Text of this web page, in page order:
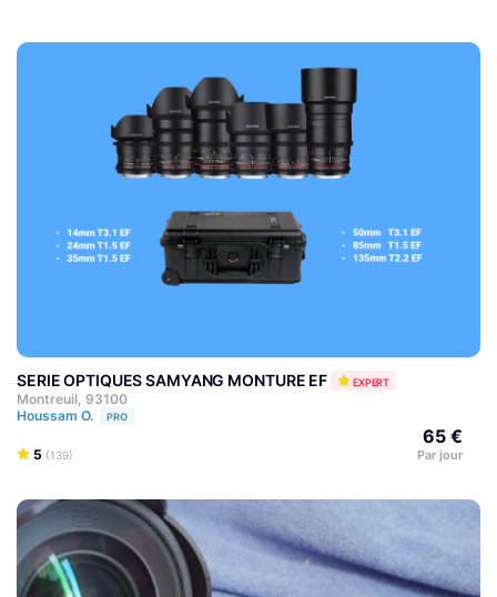
SERIE OPTIQUES SAMYANG MONTURE EF EXPERT
Montreuil, 93100
Houssam O.
PRO
5 (139)
65 €
Par jour